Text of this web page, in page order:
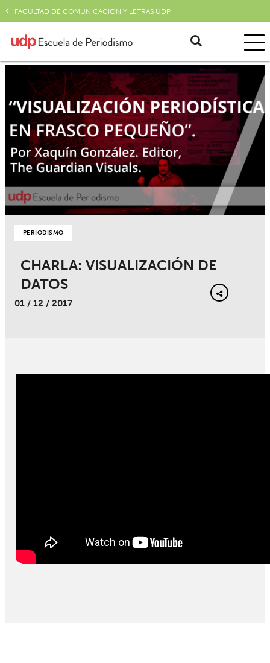
FACULTAD DE COMUNICACIÓN Y LETRAS UDP
PERIODISMO
CHARLA: VISUALIZACIÓN DE
DATOS
01 / 12 / 2017